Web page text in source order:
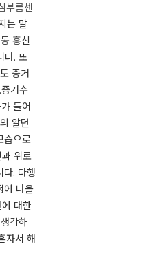
부름센
는 말
흥신
다. ​또
증거
거수
들어
알던
습으로
위로
다. 다행
에 나올
대한
각하
자서 해